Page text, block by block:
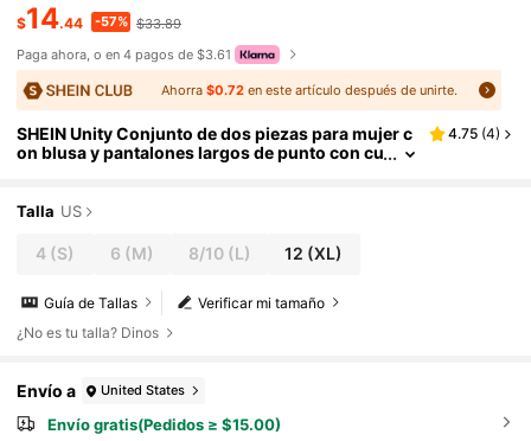
$14.44 -57% $33.89
Paga ahora, o en 4 pagos de $3.61
Ahorra $0.72en este artículo después de unirte.
SHEIN Unity Conjunto de dos piezas para mujer c
on blusa y pantalones largos de punto con cu
4.75 (4)
Talla US
4 (S) 6 (M) 8/10(L) 12 (XL)
Verificar mi tamaño
Guía de Tallas
¿No es tu talla? Dinos
Envío a United States
Envío gratis(Pedidos ≥ $15.00)